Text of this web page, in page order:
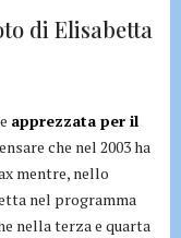
di Elisabetta
apprezzata per il
che nel 2003 ha
mentre, nello
nel programma
nella terza e quarta